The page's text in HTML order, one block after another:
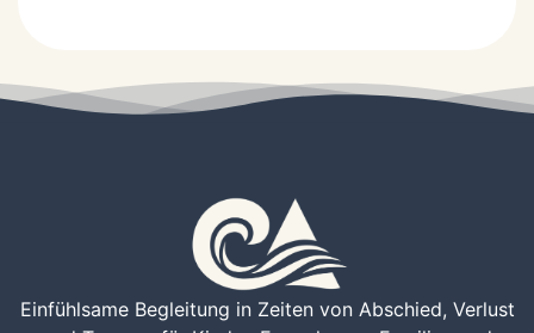
Einfühlsame Begleitung in Zeiten von Abschied, Verlust